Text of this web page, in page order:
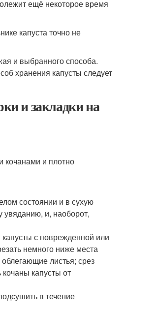
ещё некоторое время
капуста точно не
и выбранного способа.
хранения капусты следует
и закладки на
кочанами и плотно
состоянии и в сухую
увяданию, и, наоборот,
с поврежденной или
немного ниже места
листья; срез
капусты от
в течение